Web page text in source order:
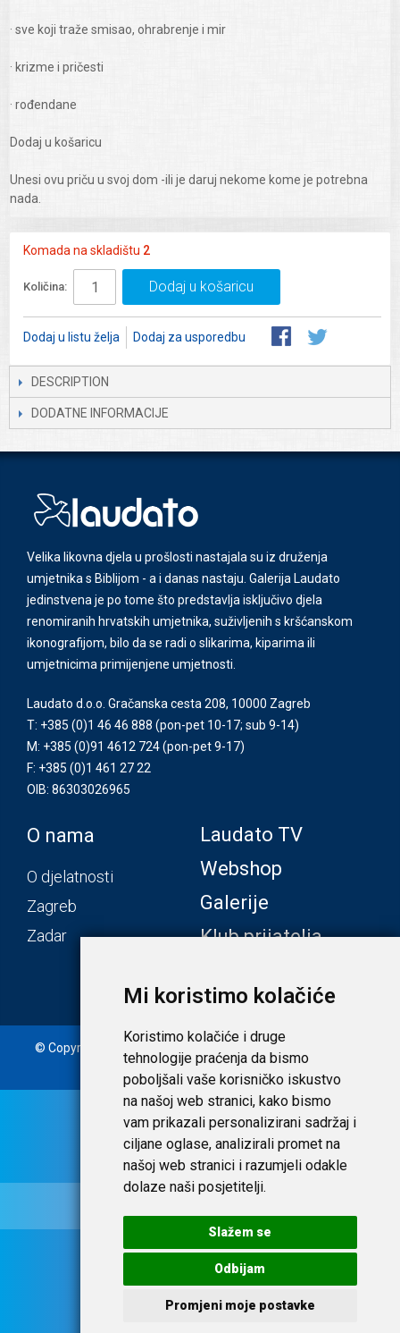
Mi koristimo kolačiće
Koristimo kolačiće i druge
tehnologije praćenja da bismo
poboljšali vaše korisničko iskustvo
na našoj web stranici, kako bismo
vam prikazali personalizirani sadržaj i
ciljane oglase, analizirali promet na
našoj web stranici i razumjeli odakle
dolaze naši posjetitelji.
Slažem se
Odbijam
Promjeni moje postavke
· sve koji traže smisao, ohrabrenje i mir
· krizme i pričesti
· rođendane
Dodaj u košaricu
Unesi ovu priču u svoj dom -ili je daruj nekome kome je potrebna
nada.
Komada na skladištu 2
Količina: Dodaj u košaricu
Dodaj u listu želja Dodaj za usporedbu
DESCRIPTION
DODATNE INFORMACIJE
Velika likovna djela u prošlosti nastajala su iz druženja
umjetnika s Biblijom - a i danas nastaju. Galerija Laudato
jedinstvena je po tome što predstavlja isključivo djela
renomiranih hrvatskih umjetnika, suživljenih s kršćanskom
ikonografijom, bilo da se radi o slikarima, kiparima ili
umjetnicima primijenjene umjetnosti.
Laudato d.o.o. Gračanska cesta 208, 10000 Zagreb
T: +385 (0)1 46 46 888 (pon-pet 10-17; sub 9-14)
M: +385 (0)91 4612 724(pon-pet 9-17)
F: +385 (0)1 461 27 22
OIB: 86303026965
O nama
O djelatnosti
Zagreb
Zadar
Laudato TV
Webshop
Galerije
Klub prijatelja
© Copyright 2020. Laudato d.o.o. | Tečaj konverzije: 1 EUR =
7,53450 HRK | Uvjeti i privatnost